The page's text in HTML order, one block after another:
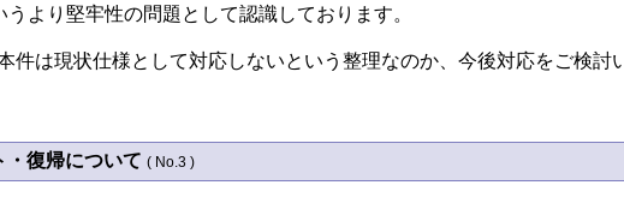
より堅牢性の問題として認識しております。
件は現状仕様として対応しないという整理なのか、今後対応をご検討
復帰について ( No.3 )